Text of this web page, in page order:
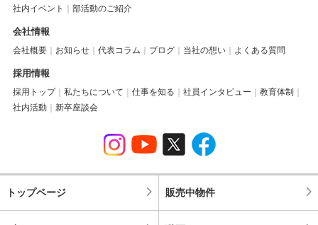
社内イベント
部活動のご紹介
会社情報
会社概要 お知らせ 代表コラム ブログ 当社の想い よくある質問
採用情報
採用トップ 私たちについて 仕事を知る 社員インタビュー
教育体制
社内活動
新卒座談会
トップページ 販売中物件